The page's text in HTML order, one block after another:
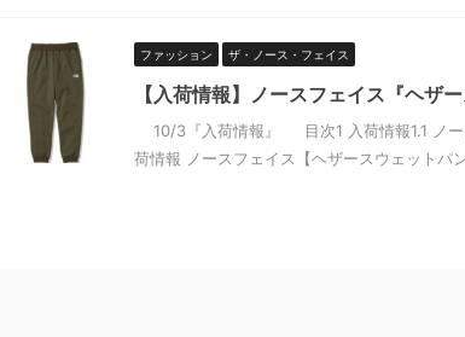
ファッション ザ・ノース・フェイス
【入荷情報】ノースフェイス『ヘザ
10/3『入荷情報』 目次1 入荷情報1.1 ノー
荷情報 ノースフェイス【ヘザースウェットパ